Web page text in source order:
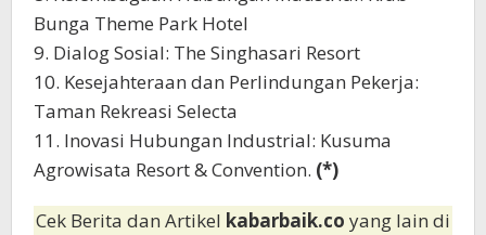
Bunga Theme Park Hotel
9. Dialog Sosial: The Singhasari Resort
10. Kesejahteraan dan Perlindungan Pekerja:
Taman Rekreasi Selecta
11. Inovasi Hubungan Industrial: Kusuma
Agrowisata Resort & Convention. (*)
Cek Berita dan Artikel kabarbaik.co yang lain di